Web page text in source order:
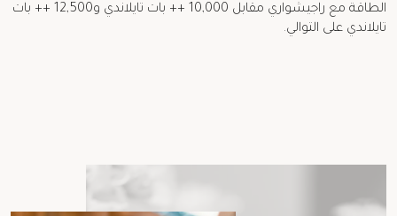
الطاقة مع راجيشواري مقابل 10,000 ++ بات تايلاندي و12,500 ++ بات
تايلاندي على التوالي.